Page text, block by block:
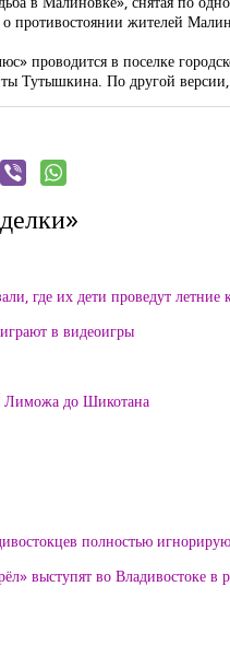
противостоянии жителей
проводится в поселке
Тутышкина. По другой
где их дети проведут
в видеоигры
Лиможа до Шикотана
полностью
выступят во Владивостоке в